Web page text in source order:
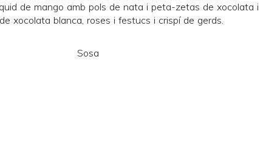
de mango amb pols de nata i peta-zetas de xocolata i
xocolata blanca, roses i festucs i crispí de gerds.